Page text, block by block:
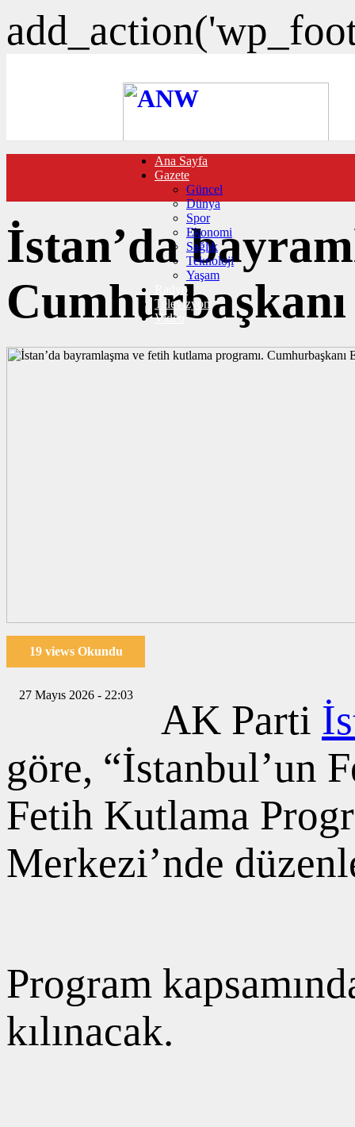
FOTO GALERİ
VIDEO GALERİ
TRAFİK DURUMU
NÖBETÇİ ECZANELER
CANLI SONUÇLAR
HABER GÖNDER
BURÇLAR
İLETİŞİM
Ana Sayfa
Gazete
Güncel
Dünya
Spor
Ekonomi
Sağlık
Teknoloji
Yaşam
Radyo
Televizyon
Video
İstan’da
19 views Okundu
27 Mayıs 2026 - 22:03
AK Parti
göre, “İstanbul’un
Fetih Kutlama
Merkezi’nde
Program
kılınacak.